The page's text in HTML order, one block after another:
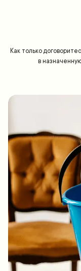
Как только
в